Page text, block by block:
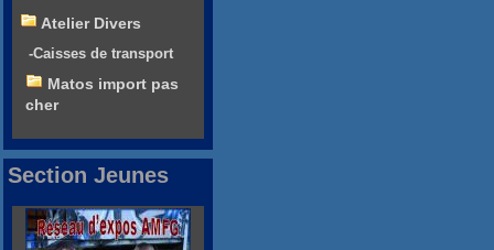
Atelier Divers
-Caisses de transport
Matos import pas
cher
Section Jeunes